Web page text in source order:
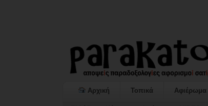
Αρχική Τοπικά Αφιέρωμα